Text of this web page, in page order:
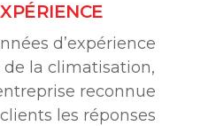
d’expérience
la climatisation,
reconnue
les réponses